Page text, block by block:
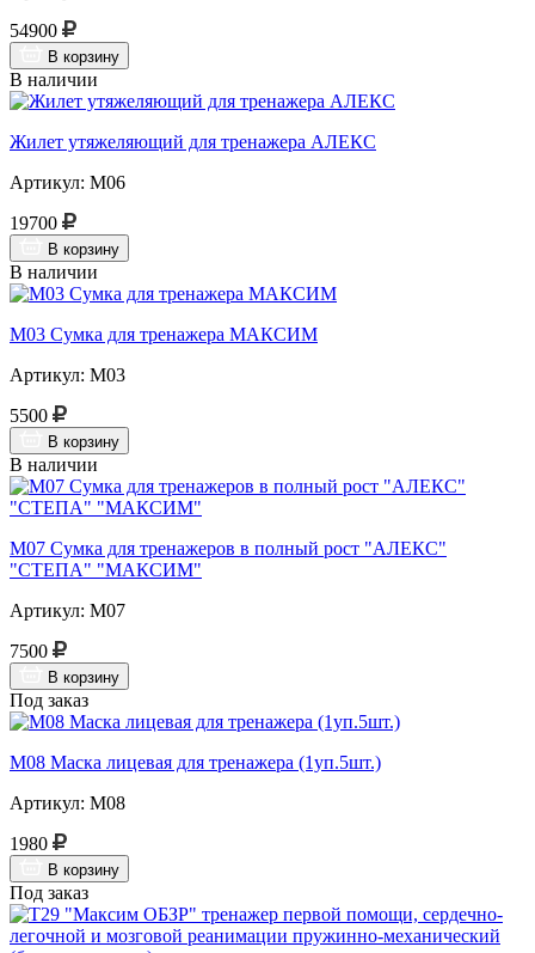
54900
В корзину
В наличии
Жилет утяжеляющий для тренажера АЛЕКС
Артикул: М06
19700
В корзину
В наличии
М03 Сумка для тренажера МАКСИМ
Артикул: М03
5500
В корзину
В наличии
М07 Сумка для тренажеров в полный рост "АЛЕКС"
"СТЕПА" "МАКСИМ"
Артикул: М07
7500
В корзину
Под заказ
М08 Маска лицевая для тренажера (1уп.5шт.)
Артикул: М08
1980
В корзину
Под заказ